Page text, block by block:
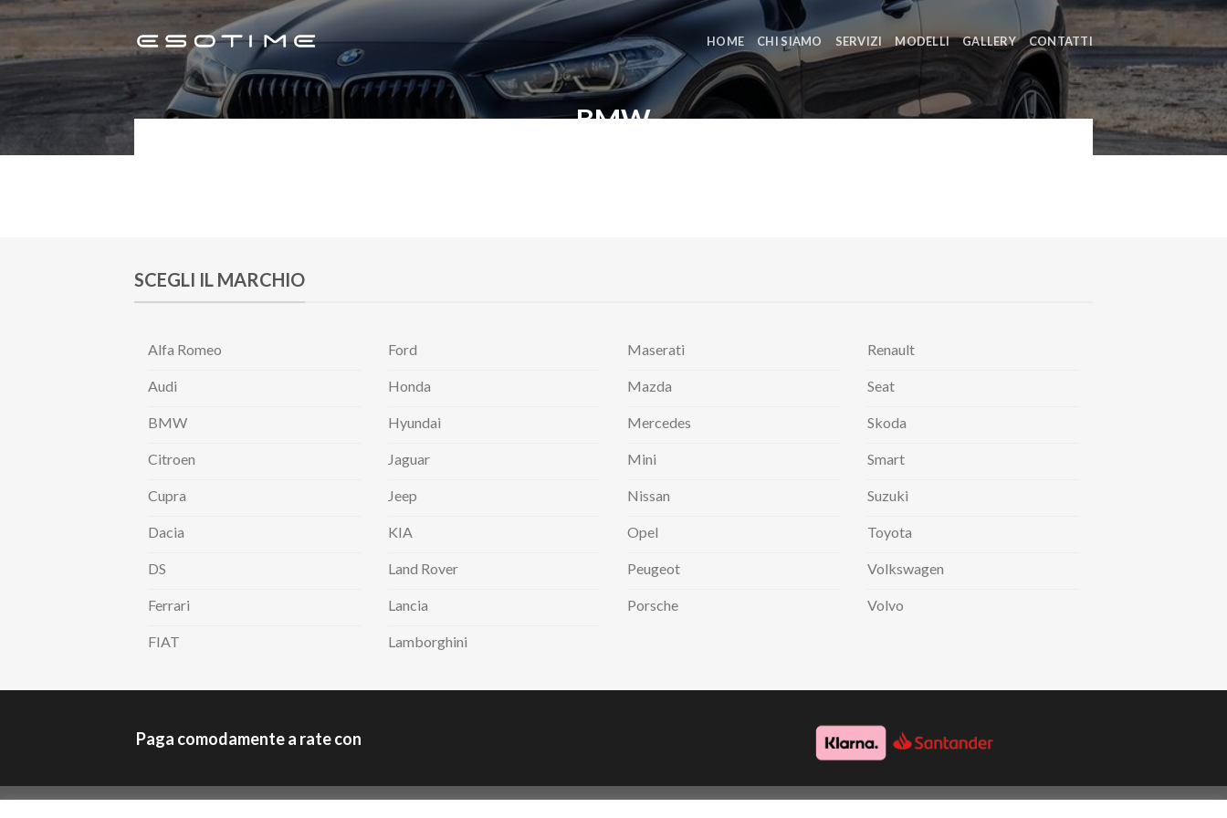
Skip
content
HOME CHI SIAMO SERVIZI MODELLI GALLERY CONTATTI
BMW
SCEGLI IL MARCHIO
Alfa Romeo
Audi
BMW
Citroen
Cupra
Dacia
DS
Ferrari
FIAT
Ford
Honda
Hyundai
Jaguar
Jeep
KIA
Land Rover
Lancia
Lamborghini
Maserati
Mazda
Mercedes
Mini
Nissan
Opel
Peugeot
Porsche
Renault
Seat
Skoda
Smart
Suzuki
Toyota
Volkswagen
Volvo
Paga comodamente a rate con